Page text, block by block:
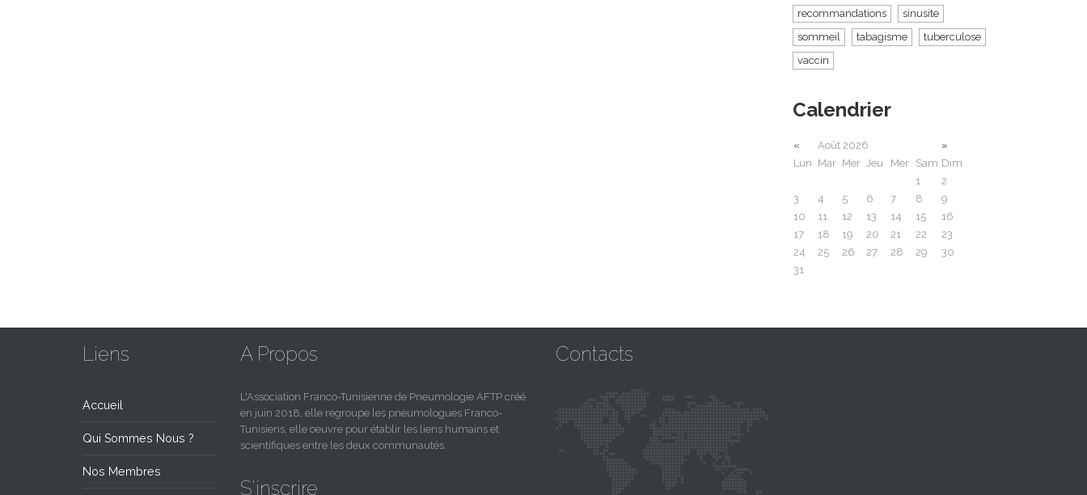
recommandations
sinusite
sommeil
tabagisme
tuberculose
vaccin
Calendrier
« Août 2026
»
Lun Mar Mer Jeu Mer Sam Dim
1
2
3
4 5 6 7 8
9
10
11 12 13 14 15
16
17
18 19 20 21 22
23
24
25 26 27 28 29
30
31
Liens
Accueil
Qui Sommes Nous ?
Nos Membres
A Propos
L'Association Franco-Tunisienne de Pneumologie AFTP créé
en juin 2018, elle regroupe les pneumologues Franco-
Tunisiens, elle oeuvre pour établir les liens humains et
scientifiques entre les deux communautés.
S'inscrire
Contacts